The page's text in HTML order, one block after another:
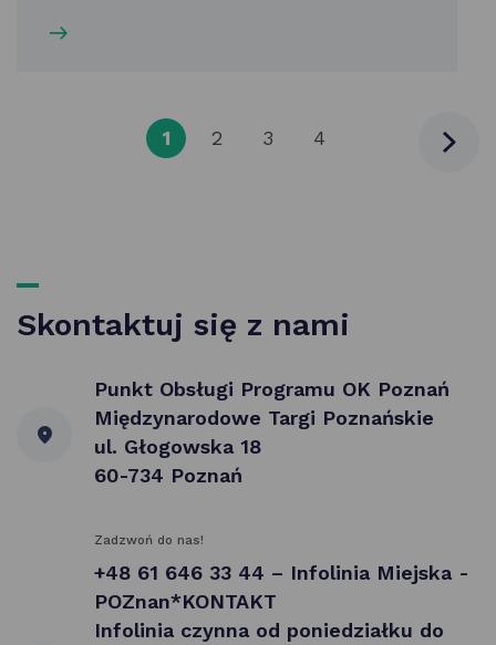
1 2 3 4
Skontaktuj się z nami
Punkt Obsługi Programu OK Poznań
Międzynarodowe Targi Poznańskie
ul. Głogowska 18
60-734 Poznań
Zadzwoń do nas!
+48 61 646 33 44 – Infolinia Miejska -
POZnan*KONTAKT
Infolinia czynna od poniedziałku do